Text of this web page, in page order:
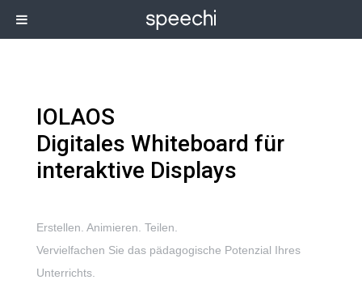
IOLAOS
Digitales Whiteboard für
interaktive Displays
Erstellen. Animieren. Teilen.
Vervielfachen Sie das pädagogische Potenzial Ihres
Unterrichts.